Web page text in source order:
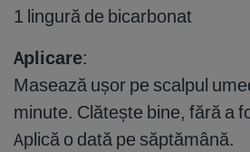
1 lingură de bicarbonat
Aplicare:
Masează ușor pe scalpul
minute. Clătește bine, fără a
Aplică o dată pe săptămână.